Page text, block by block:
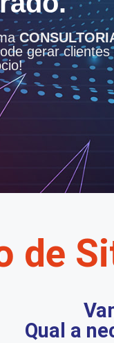
gerar clientes
de
Qual a